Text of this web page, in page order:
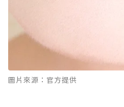
圖片來源：官方提供